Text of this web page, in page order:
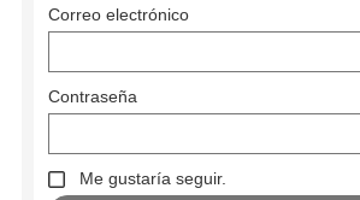
Correo electrónico
Contraseña
Me gustaría seguir.